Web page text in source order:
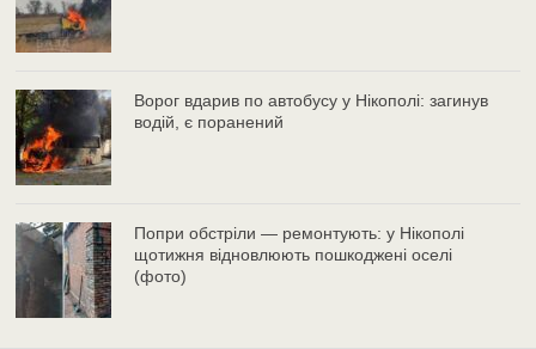
Ворог вдарив по автобусу у Нікополі: загинув
водій, є поранений
Попри обстріли — ремонтують: у Нікополі
щотижня відновлюють пошкоджені оселі
(фото)